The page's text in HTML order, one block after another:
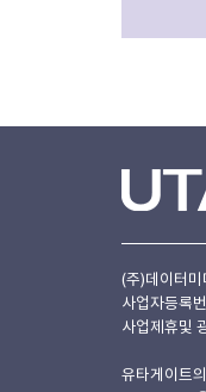
(주)데이터
사업자등록
사업제휴및
유타게이트